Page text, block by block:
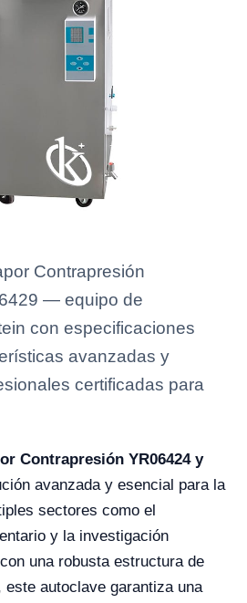
Contrapresión
— equipo de
con especificaciones
avanzadas y
certificadas para
Contrapresión YR06424 y
avanzada y esencial para la
sectores como el
y la investigación
una robusta estructura de
este autoclave garantiza una